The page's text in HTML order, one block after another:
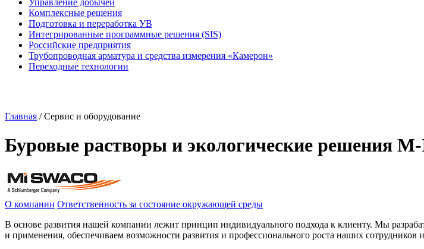
Управление добычей
Комплексные решения
Подготовка и переработка УВ
Интегрированные программные решения (SIS)
Российские предприятия
Трубопроводная арматура и средства измерения «Камерон»
Переходные технологии
Главная /Сервис и оборудование
Буровые растворы и экологические решения
О компании Ответственность за состояние окружающей среды
В основе развития нашей компании лежит принцип индивидуального подхода к клиенту. Мы
и применения, обеспечиваем возможности развития и профессионального роста наших